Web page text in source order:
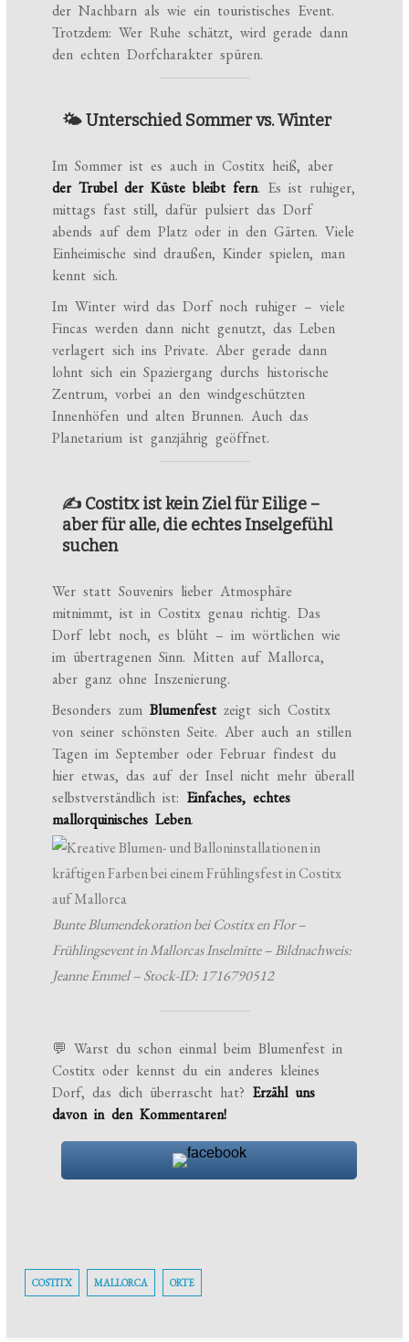
der Nachbarn als wie ein touristisches Event.
Trotzdem: Wer Ruhe schätzt, wird gerade dann
den echten Dorfcharakter spüren.
🌤️ Unterschied Sommer vs. Winter
Im Sommer ist es auch in Costitx heiß, aber
der Trubel der Küste bleibt fern. Es ist ruhiger,
mittags fast still, dafür pulsiert das Dorf
abends auf dem Platz oder in den Gärten. Viele
Einheimische sind draußen, Kinder spielen, man
kennt sich.
Im Winter wird das Dorf noch ruhiger – viele
Fincas werden dann nicht genutzt, das Leben
verlagert sich ins Private. Aber gerade dann
lohnt sich ein Spaziergang durchs historische
Zentrum, vorbei an den windgeschützten
Innenhöfen und alten Brunnen. Auch das
Planetarium ist ganzjährig geöffnet.
✍️ Costitx ist kein Ziel für Eilige –
aber für alle, die echtes Inselgefühl
suchen
Wer statt Souvenirs lieber Atmosphäre
mitnimmt, ist in Costitx genau richtig. Das
Dorf lebt noch, es blüht – im wörtlichen wie
im übertragenen Sinn. Mitten auf Mallorca,
aber ganz ohne Inszenierung.
Besonders zumBlumenfest zeigt sich Costitx
von seiner schönsten Seite. Aber auch an stillen
Tagen im September oder Februar findest du
hier etwas, das auf der Insel nicht mehr überall
selbstverständlich ist: Einfaches, echtes
mallorquinisches Leben.
Bunte Blumendekoration bei Costitx en Flor –
Frühlingsevent in Mallorcas Inselmitte – Bildnachweis:
Jeanne Emmel – Stock-ID: 1716790512
💬 Warst du schon einmal beim Blumenfest in
Costitx oder kennst du ein anderes kleines
Dorf, das dich überrascht hat? Erzähl uns
davon in den Kommentaren!
COSTITX MALLORCA ORTE